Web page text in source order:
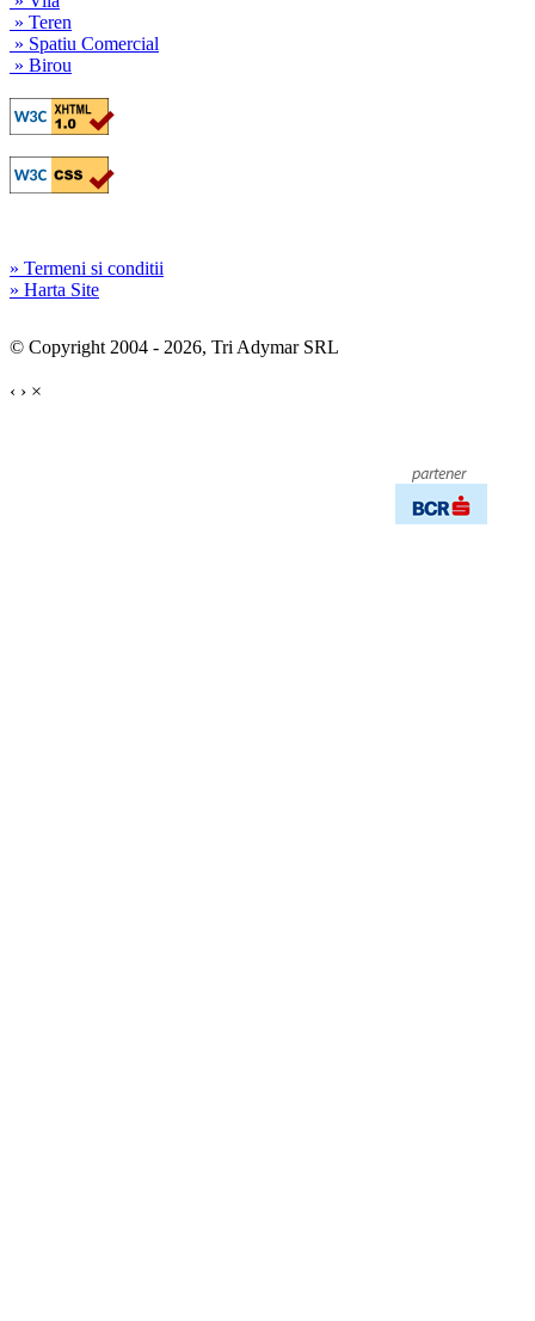
» Teren
» Spatiu Comercial
» Birou
» Termeni si conditii
» Harta Site
© Copyright 2004 - 2026, Tri Adymar SRL
‹ › ×